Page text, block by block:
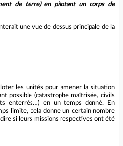
de terre) en pilotant un corps de
une vue de dessus principale de la
les unités pour amener la situation
possible (catastrophe maîtrisée, civils
enterrés…) en un temps donné. En
limite, cela donne un certain nombre
si leurs missions respectives ont été